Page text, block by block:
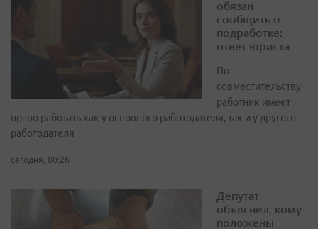
обязан
сообщить о
подработке:
ответ юриста
По
совместительству
работник имеет
право работать как у основного работодателя, так и у другого
работодателя
сегодня, 00:26
Депутат
объяснил, кому
положены